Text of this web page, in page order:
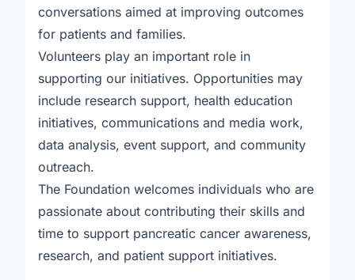
conversations aimed at improving outcomes
for patients and families.
Volunteers play an important role in
supporting our initiatives. Opportunities may
include research support, health education
initiatives, communications and media work,
data analysis, event support, and community
outreach.
The Foundation welcomes individuals who are
passionate about contributing their skills and
time to support pancreatic cancer awareness,
research, and patient support initiatives.